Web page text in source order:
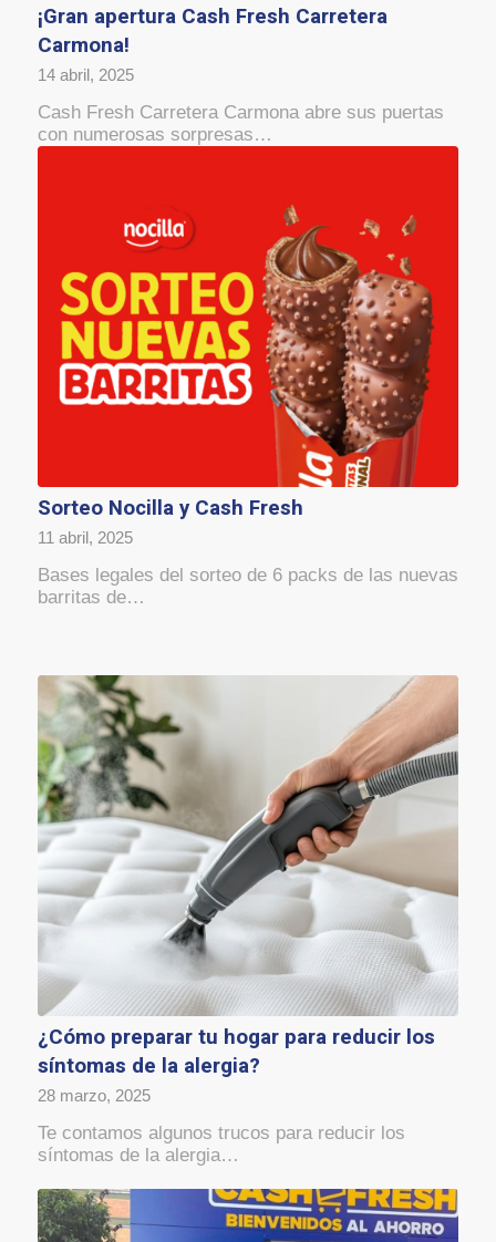
¡Gran apertura Cash Fresh Carretera
Carmona!
14 abril, 2025
Cash Fresh Carretera Carmona abre sus puertas
con numerosas sorpresas…
Sorteo Nocilla y Cash Fresh
11 abril, 2025
Bases legales del sorteo de 6 packs de las nuevas
barritas de…
¿Cómo preparar tu hogar para reducir los
síntomas de la alergia?
28 marzo, 2025
Te contamos algunos trucos para reducir los
síntomas de la alergia…